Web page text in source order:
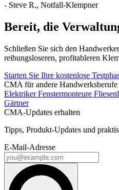
- Steve R., Notfall-Klempner
Bereit, die
Schließen Sie sich den
reibungsloseren, profitableren
Starten Sie Ihre kostenlose
CMA für andere Handwerksberufe
ElektrikerFenstermonteure
Gärtner
CMA-Updates erhalten
Tipps, Produkt-Updates und
E-Mail-Adresse